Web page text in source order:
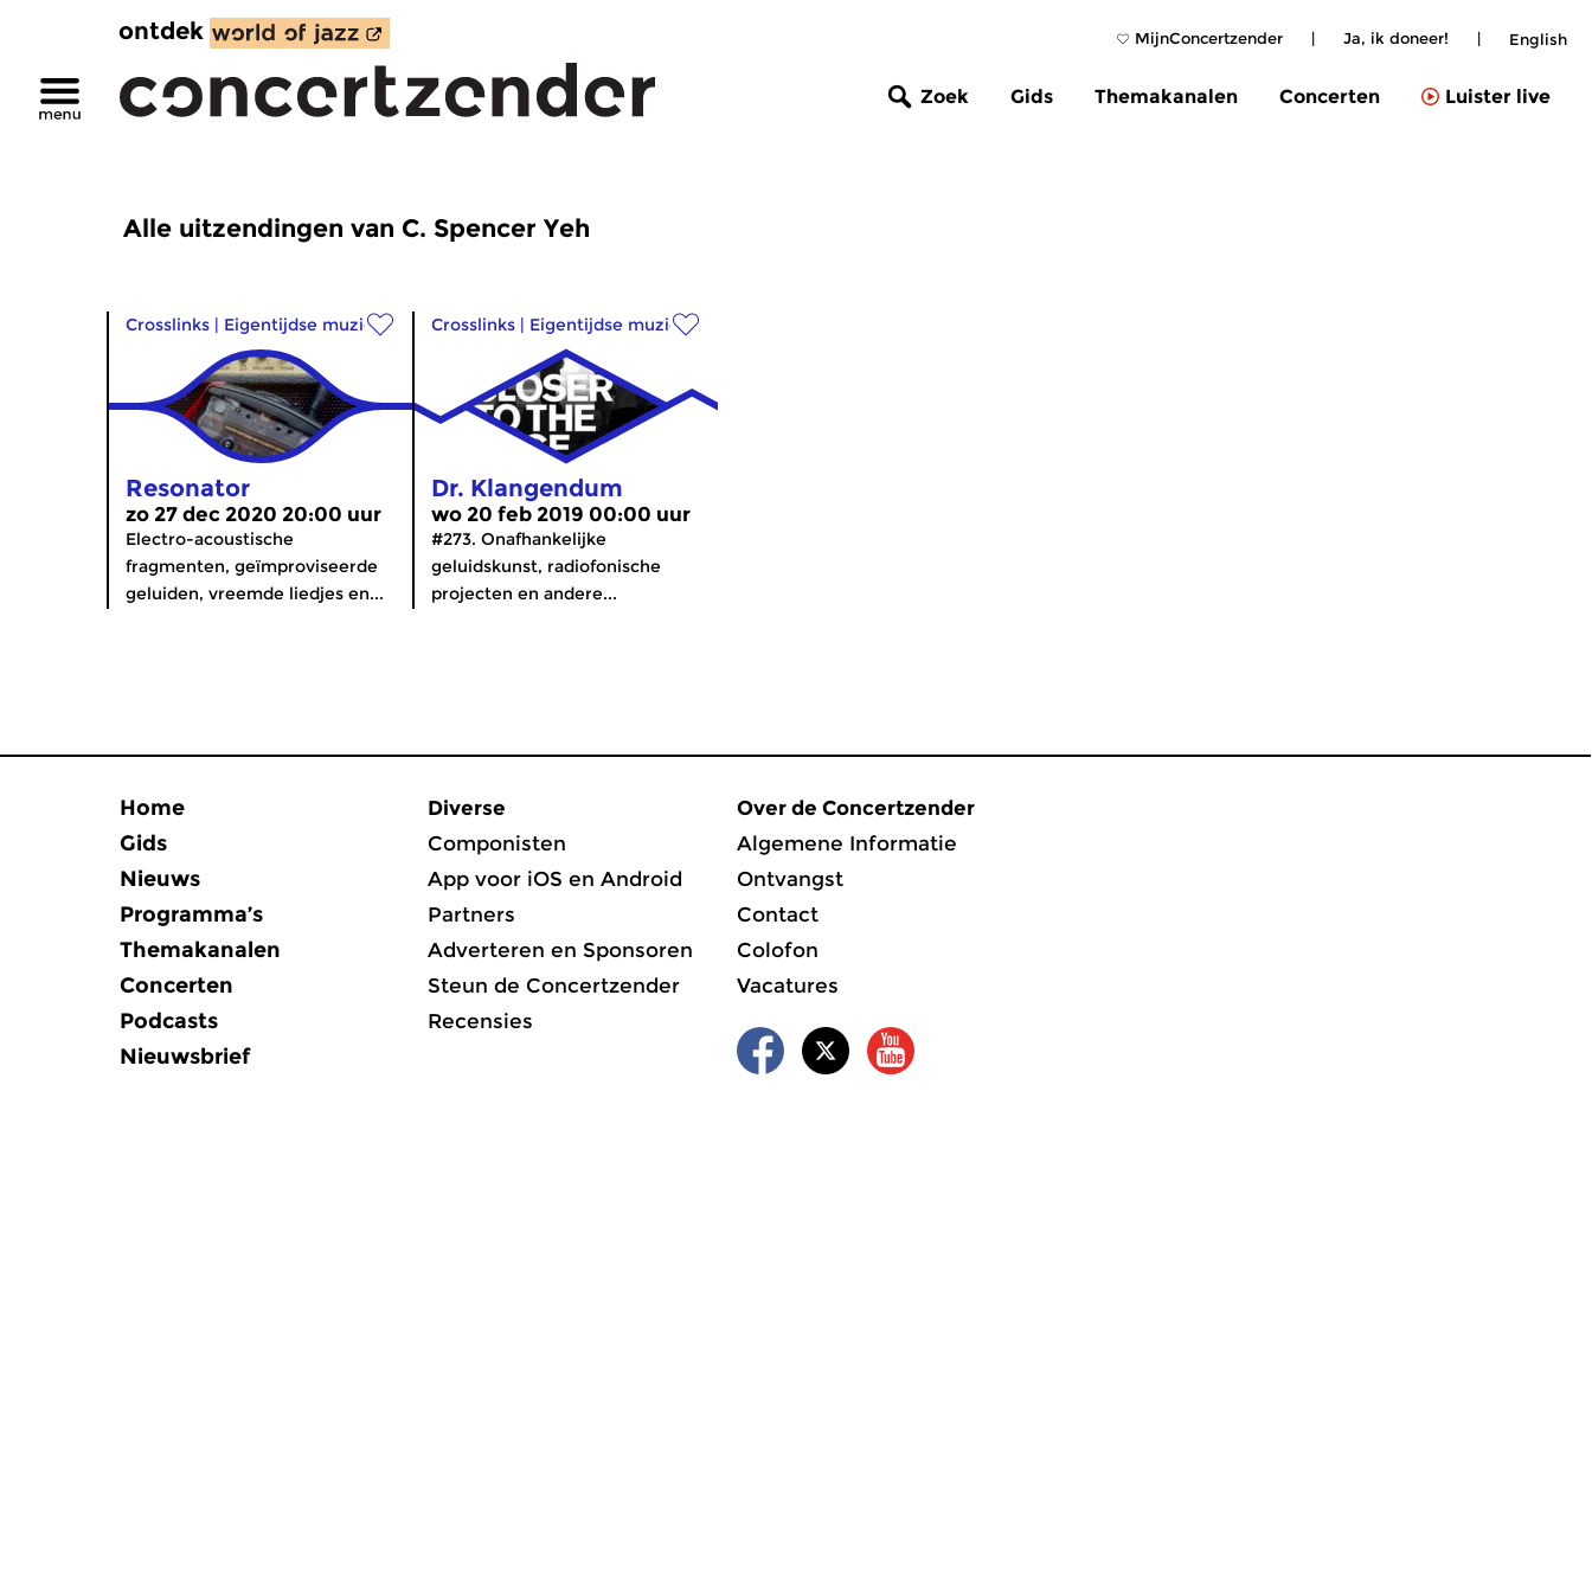
MijnConcertzender | Ja, ik doneer! | English
ontdek
Zoek Gids Themakanalen Concerten Luister live
Alle uitzendingen van C. Spencer Yeh
Crosslinks | Eigentijdse muziek
Resonator
zo 27 dec 2020 20:00 uur
Electro-acoustische
fragmenten, geïmproviseerde
geluiden, vreemde liedjes en...
Crosslinks | Eigentijdse muziek
Dr. Klangendum
wo 20 feb 2019 00:00 uur
#273. Onafhankelijke
geluidskunst, radiofonische
projecten en andere...
Home
Gids
Nieuws
Programma’s
Themakanalen
Concerten
Podcasts
Nieuwsbrief
Diverse
Componisten
App voor iOS en Android
Partners
Adverteren en Sponsoren
Steun de Concertzender
Recensies
Over de Concertzender
Algemene Informatie
Ontvangst
Contact
Colofon
Vacatures